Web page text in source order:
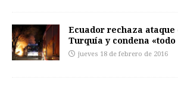
Ecuador rechaza ataque
Turquía y condena
jueves 18 de febrero de 2016